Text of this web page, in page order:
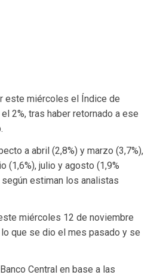
este miércoles el Índice de
2%, tras haber retornado a ese
a abril (2,8%) y marzo (3,7%),
(1,6%), julio y agosto (1,9%
estiman los analistas
miércoles 12 de noviembre
que se dio el mes pasado y se
Central en base a las